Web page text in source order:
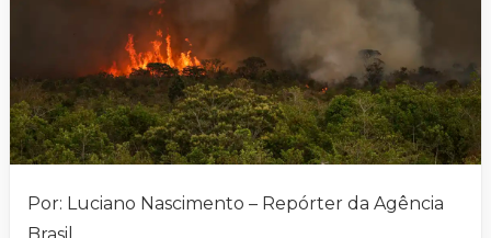
Por: Luciano Nascimento – Repórter da Agência